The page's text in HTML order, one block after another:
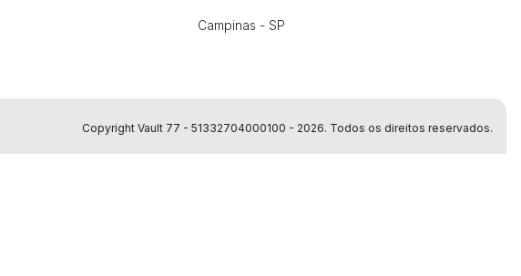
Campinas - SP
Copyright Vault 77 - 51332704000100 - 2026. Todos os direitos reservados.